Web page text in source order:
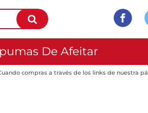
De Afeitar
compras a través de los links de nuestra